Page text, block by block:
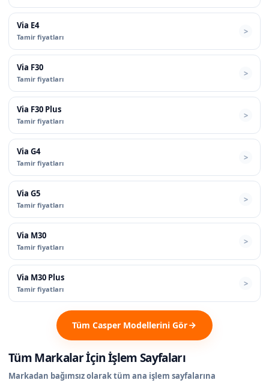
Via E4
Tamir fiyatları
Via F30
Tamir fiyatları
Via F30 Plus
Tamir fiyatları
Via G4
Tamir fiyatları
Via G5
Tamir fiyatları
Via M30
Tamir fiyatları
Via M30 Plus
Tamir fiyatları
Tüm Casper Modellerini Gör
Tüm Markalar İçin İşlem Sayfaları
Markadan bağımsız olarak tüm ana işlem sayfalarına